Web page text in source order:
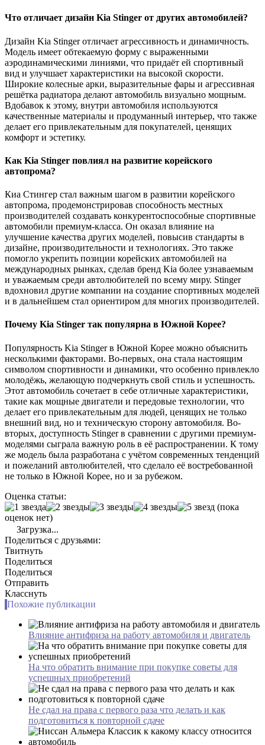
Что отличает дизайн Kia Stinger от других автомобилей?
Дизайн Kia Stinger отличает агрессивность и динамичность.
Модель имеет обтекаемую форму с выраженными
аэродинамическими линиями, что придаёт ей спортивный
вид и улучшает характеристики на высокой скорости.
Широкие колесные арки, выразительные фары и агрессивная
решётка радиатора делают автомобиль визуально мощным.
Вдобавок к этому, внутри автомобиля используются
качественные материалы и продуманный интерьер, что также
делает его привлекательным для покупателей, ценящих
комфорт и эстетику.
Как Kia Stinger повлиял на развитие корейского
автопрома?
Киа Стингер стал важным шагом в развитии корейского
автопрома, продемонстрировав способность местных
производителей создавать конкурентоспособные спортивные
автомобили премиум-класса. Он оказал влияние на
улучшение качества других моделей, повысив стандарты в
дизайне, производительности и технологиях. Это также
помогло укрепить позиции корейских автомобилей на
международных рынках, сделав бренд Kia более узнаваемым
и уважаемым среди автолюбителей по всему миру. Stinger
вдохновил другие компании на создание спортивных моделей
и в дальнейшем стал ориентиром для многих производителей.
Почему Kia Stinger так популярна в Южной Корее?
Популярность Kia Stinger в Южной Корее можно объяснить
несколькими факторами. Во-первых, она стала настоящим
символом спортивности и динамики, что особенно привлекло
молодёжь, желающую подчеркнуть свой стиль и успешность.
Этот автомобиль сочетает в себе отличные характеристики,
такие как мощные двигатели и передовые технологии, что
делает его привлекательным для людей, ценящих не только
внешний вид, но и техническую сторону автомобиля. Во-
вторых, доступность Stinger в сравнении с другими премиум-
моделями сыграла важную роль в её распространении. К тому
же модель была разработана с учётом современных тенденций
и пожеланий автолюбителей, что сделало её востребованной
не только в Южной Корее, но и за рубежом.
Оценка статьи:
(пока
оценок нет)
Загрузка...
Поделиться с друзьями:
Твитнуть
Поделиться
Поделиться
Отправить
Класснуть
Похожие публикации
Влияние антифриза на работу автомобиля и двигатель
На что обратить внимание при покупке советы для
успешных приобретений
Не сдал на права с первого раза что делать и как
подготовиться к повторной сдаче